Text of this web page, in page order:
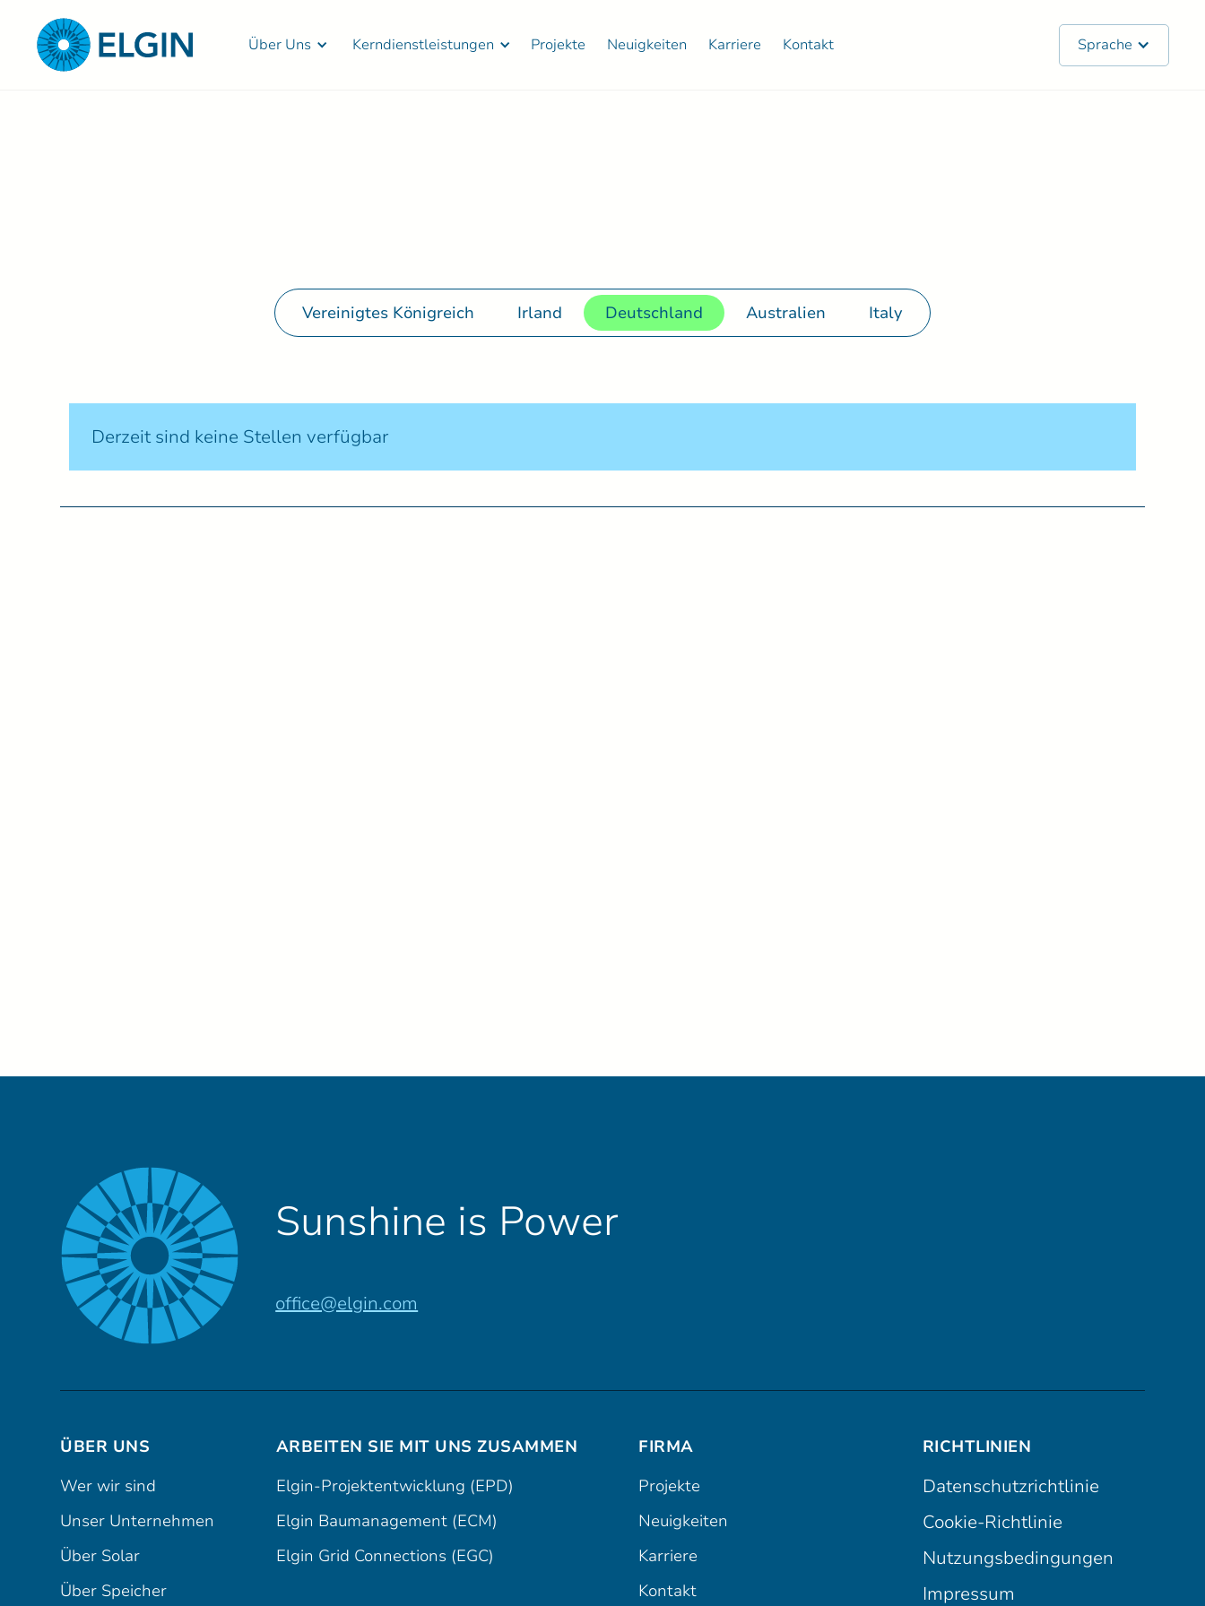
Über Uns Kerndienstleistungen Projekte Neuigkeiten Karriere Kontakt Sprache
Vereinigtes Königreich Irland Deutschland Australien Italy
Derzeit sind keine Stellen verfügbar
Sunshine is Power
office@elgin.com
ÜBER UNS
Wer wir sind
Unser Unternehmen
Über Solar
Über Speicher
ARBEITEN SIE MIT UNS ZUSAMMEN
Elgin-Projektentwicklung (EPD)
Elgin Baumanagement (ECM)
Elgin Grid Connections (EGC)
FIRMA
Projekte
Neuigkeiten
Karriere
Kontakt
RICHTLINIEN
Datenschutzrichtlinie
Cookie-Richtlinie
Nutzungsbedingungen
Impressum